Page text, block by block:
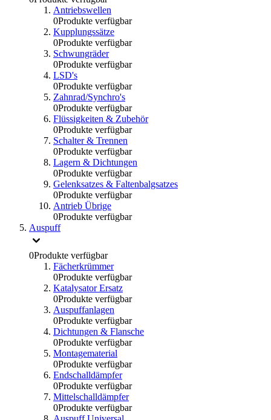
Antriebswellen
0Produkte verfügbar
Kupplungssätze
0Produkte verfügbar
Schwungräder
0Produkte verfügbar
LSD's
0Produkte verfügbar
Zahnrad/Synchro's
0Produkte verfügbar
Flüssigkeiten & Zubehör
0Produkte verfügbar
Schalter & Trennen
0Produkte verfügbar
Lagern & Dichtungen
0Produkte verfügbar
Gelenksatzes & Faltenbalgsatzes
0Produkte verfügbar
Antrieb Übrige
0Produkte verfügbar
Auspuff
0Produkte verfügbar
Fächerkrümmer
0Produkte verfügbar
Katalysator Ersatz
0Produkte verfügbar
Auspuffanlagen
0Produkte verfügbar
Dichtungen & Flansche
0Produkte verfügbar
Montagematerial
0Produkte verfügbar
Endschalldämpfer
0Produkte verfügbar
Mittelschalldämpfer
0Produkte verfügbar